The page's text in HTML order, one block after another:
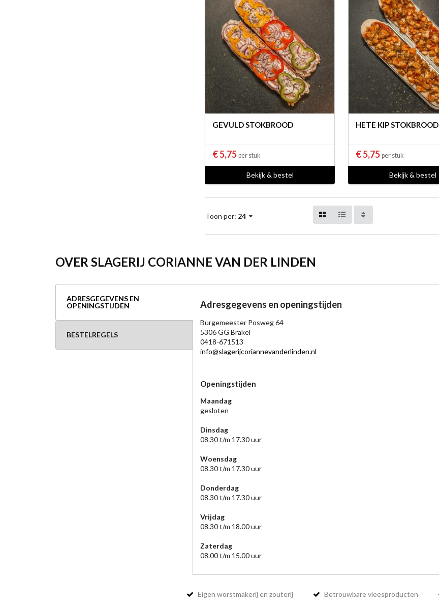
GEVULD STOKBROOD
€ 5,75per stuk
Bekijk & bestel
HETE KIP STOKBROOD
€ 5,75 per stuk
Bekijk & bestel
Toon per: 24
OVER SLAGERIJ CORIANNE VAN DER LINDEN
ADRESGEGEVENS EN
OPENINGSTIJDEN
BESTELREGELS
Adresgegevens en openingstijden
Burgemeester Posweg 64
5306 GG Brakel
0418-671513
info@slagerijcoriannevanderlinden.nl
Openingstijden
Maandag
gesloten
Dinsdag
08.30 t/m 17.30 uur
Woensdag
08.30 t/m 17.30 uur
Donderdag
08.30 t/m 17.30 uur
Vrijdag
08.30 t/m 18.00 uur
Zaterdag
08.00 t/m 15.00 uur
Eigen worstmakerij en zouterij Betrouwbare vleesproducten